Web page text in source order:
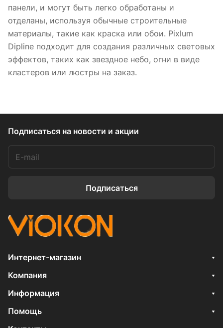
панели, и могут быть легко обработаны и
отделаны, используя обычные строительные
материалы, такие как краска или обои. Pixlum
Dipline подходит для создания различных световых
эффектов, таких как звездное небо, огни в виде
кластеров или люстры на заказ.
Подписаться на новости и акции
Подписаться
Интернет-магазин
Компания
Информация
Помощь